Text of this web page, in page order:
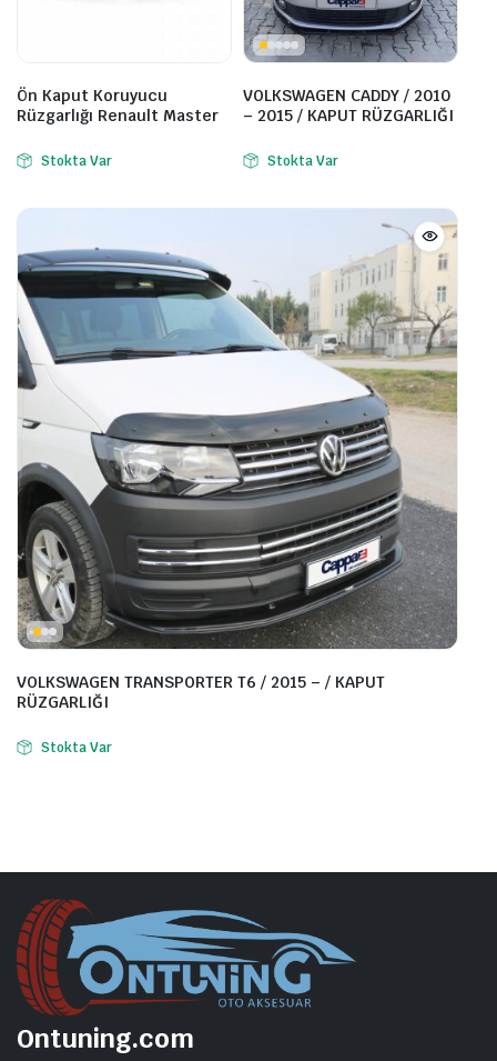
Ön Kaput Koruyucu
Rüzgarlığı Renault Master
Stokta Var
VOLKSWAGEN CADDY / 2010
– 2015 / KAPUT RÜZGARLIĞI
Stokta Var
VOLKSWAGEN TRANSPORTER T6 / 2015 – / KAPUT
RÜZGARLIĞI
Stokta Var
Ontuning.com